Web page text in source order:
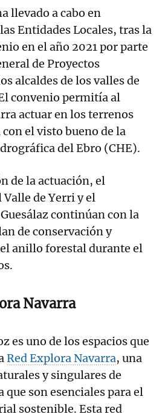
llevado a cabo en
Entidades Locales, tras la
en el año 2021 por parte
de Proyectos
alcaldes de los valles de
convenio permitía al
actuar en los terrenos
el visto bueno de la
del Ebro (CHE).
de la actuación, el
de Yerri y el
continúan con la
de conservación y
anillo forestal durante el
Navarra
es uno de los espacios que
Red Explora Navarra, una
y singulares de
son esenciales para el
sostenible. Esta red